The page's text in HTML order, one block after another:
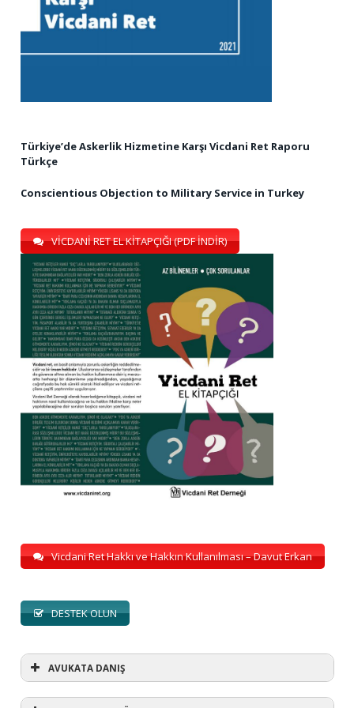
Türkiye’de Askerlik Hizmetine Karşı Vicdani Ret Raporu
Türkçe
Conscientious Objection to Military Service in Turkey
VİCDANİ RET EL KİTAPÇIĞI (PDF İNDİR)
Vicdani Ret Hakkı ve Hakkın Kullanılması – Davut Erkan
DESTEK OLUN
AVUKATA DANIŞ